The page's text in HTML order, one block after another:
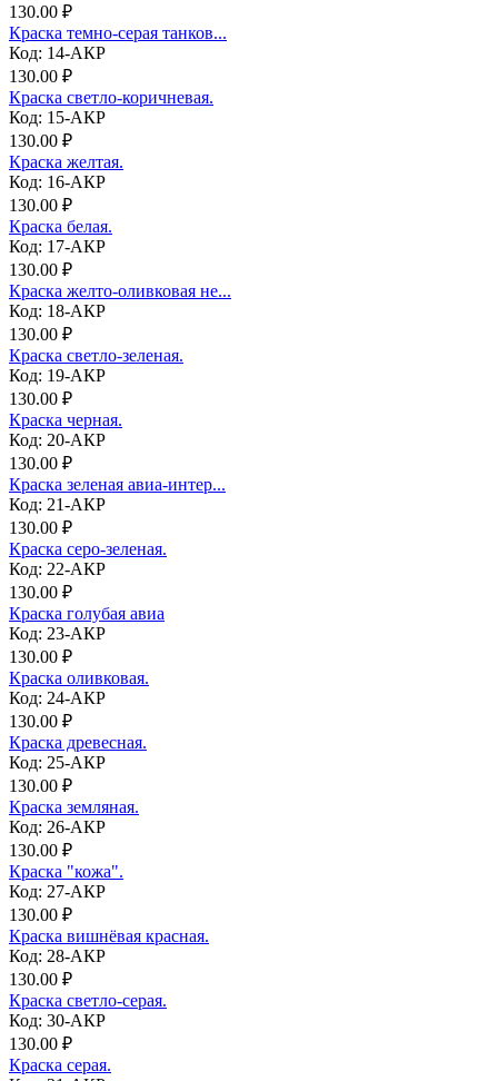
130.00 ₽
Краска темно-серая танков...
Код: 14-АКР
130.00 ₽
Краска светло-коричневая.
Код: 15-АКР
130.00 ₽
Краска желтая.
Код: 16-АКР
130.00 ₽
Краска белая.
Код: 17-АКР
130.00 ₽
Краска желто-оливковая не...
Код: 18-АКР
130.00 ₽
Краска светло-зеленая.
Код: 19-АКР
130.00 ₽
Краска черная.
Код: 20-АКР
130.00 ₽
Краска зеленая авиа-интер...
Код: 21-АКР
130.00 ₽
Краска серо-зеленая.
Код: 22-АКР
130.00 ₽
Краска голубая авиа
Код: 23-АКР
130.00 ₽
Краска оливковая.
Код: 24-АКР
130.00 ₽
Краска древесная.
Код: 25-АКР
130.00 ₽
Краска земляная.
Код: 26-АКР
130.00 ₽
Краска "кожа".
Код: 27-АКР
130.00 ₽
Краска вишнёвая красная.
Код: 28-АКР
130.00 ₽
Краска светло-серая.
Код: 30-АКР
130.00 ₽
Краска серая.